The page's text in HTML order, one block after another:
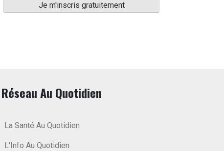
Réseau Au Quotidien
La Santé Au Quotidien
L'Info Au Quotidien